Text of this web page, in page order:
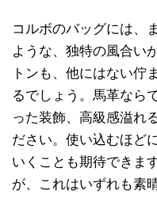
コルボのバッグには、
ような、独特の風合い
トンも、他にはない佇
るでしょう。馬革なら
った装飾、高級感溢れ
ださい。使い込むほど
いくことも期待できま
が、これはいずれも素